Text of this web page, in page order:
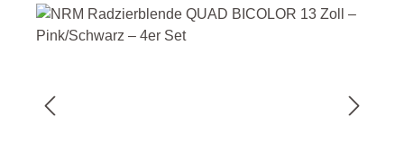
Bildergalerie überspringen